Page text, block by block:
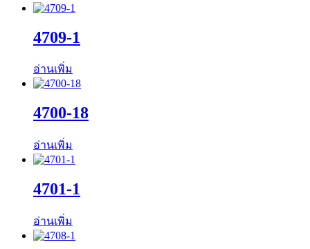
4709-1
อ่านเพิ่ม
4700-18
อ่านเพิ่ม
4701-1
อ่านเพิ่ม